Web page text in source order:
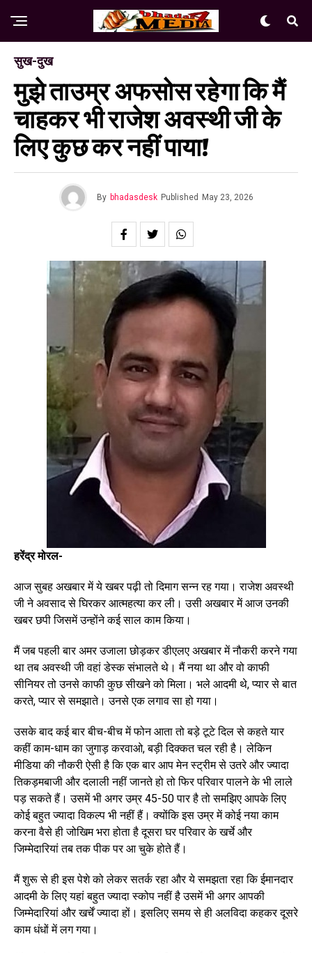
सुख-दुख
मुझे ताउम्र अफसोस रहेगा कि मैं
चाहकर भी राजेश अवस्थी जी के
लिए कुछ कर नहीं पाया!
By bhadasdesk Published May 23, 2026
हरेंद्र मोरल-
आज सुबह अखबार में ये खबर पढ़ी तो दिमाग सन्न रह गया। राजेश अवस्थी
जी ने अवसाद से घिरकर आत्महत्या कर ली। उसी अखबार में आज उनकी
खबर छपी जिसमें उन्होंने कई साल काम किया।
मैं जब पहली बार अमर उजाला छोड़कर डीएलए अखबार में नौकरी करने गया
था तब अवस्थी जी वहां डेस्क संभालते थे। मैं नया था और वो काफी
सीनियर तो उनसे काफी कुछ सीखने को मिला। भले आदमी थे, प्यार से बात
करते, प्यार से समझाते। उनसे एक लगाव सा हो गया।
उसके बाद कई बार बीच-बीच में फोन आता तो बड़े टूटे दिल से कहते यार
कहीं काम-धाम का जुगाड़ करवाओ, बड़ी दिक्कत चल रही है। लेकिन
मीडिया की नौकरी ऐसी है कि एक बार आप मेन स्ट्रीम से उतरे और ज्यादा
तिकड़मबाजी और दलाली नहीं जानते हो तो फिर परिवार पालने के ​भी लाले
पड़ सकते हैं। उसमें भी अगर उम्र 45-50 पार है तो समझिए आपके लिए
कोई बहुत ज्यादा विकल्प भी नहीं हैं। क्योंकि इस उम्र में कोई नया काम
करना वैसे ही जोखिम भरा होता है दूसरा घर परिवार के खर्चे और
जिम्मेदारियां तब तक पीक पर आ चुके होते हैं।
मैं शुरू से ही इस पेशे को लेकर सत​र्क रहा और ये समझता रहा कि ईमानदार
आदमी के लिए यहां बहुत ज्यादा स्कोप नहीं है उसमें भी अगर आपकी
जिम्मेदारियां और खर्चें ज्यादा हों। इसलिए समय से ही अलविदा कहकर दूसरे
काम धंधों में लग गया।